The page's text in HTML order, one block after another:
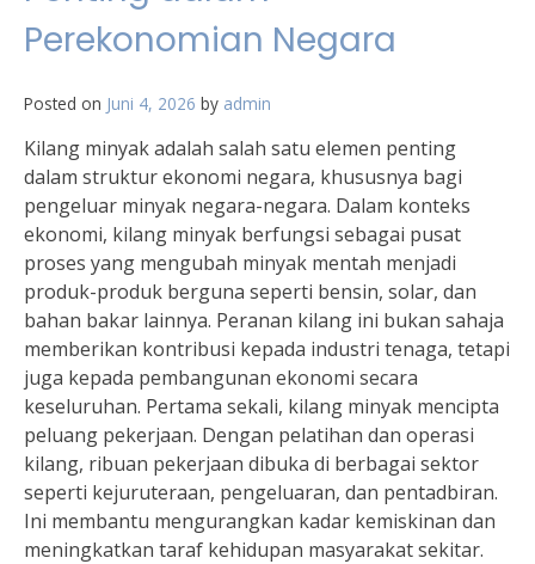
Perekonomian Negara
Posted on Juni 4, 2026 by admin
Kilang minyak adalah salah satu elemen penting
dalam struktur ekonomi negara, khususnya bagi
pengeluar minyak negara-negara. Dalam konteks
ekonomi, kilang minyak berfungsi sebagai pusat
proses yang mengubah minyak mentah menjadi
produk-produk berguna seperti bensin, solar, dan
bahan bakar lainnya. Peranan kilang ini bukan sahaja
memberikan kontribusi kepada industri tenaga, tetapi
juga kepada pembangunan ekonomi secara
keseluruhan. Pertama sekali, kilang minyak mencipta
peluang pekerjaan. Dengan pelatihan dan operasi
kilang, ribuan pekerjaan dibuka di berbagai sektor
seperti kejuruteraan, pengeluaran, dan pentadbiran.
Ini membantu mengurangkan kadar kemiskinan dan
meningkatkan taraf kehidupan masyarakat sekitar.